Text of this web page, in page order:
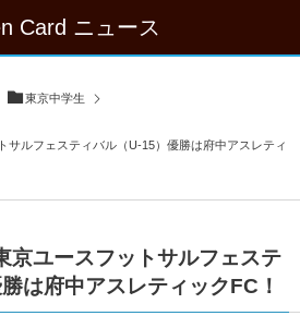
Card ニュース
東京中学生
サルフェスティバル（U-15）優勝は府中アスレティ
京ユースフットサルフェステ
は府中アスレティックFC！